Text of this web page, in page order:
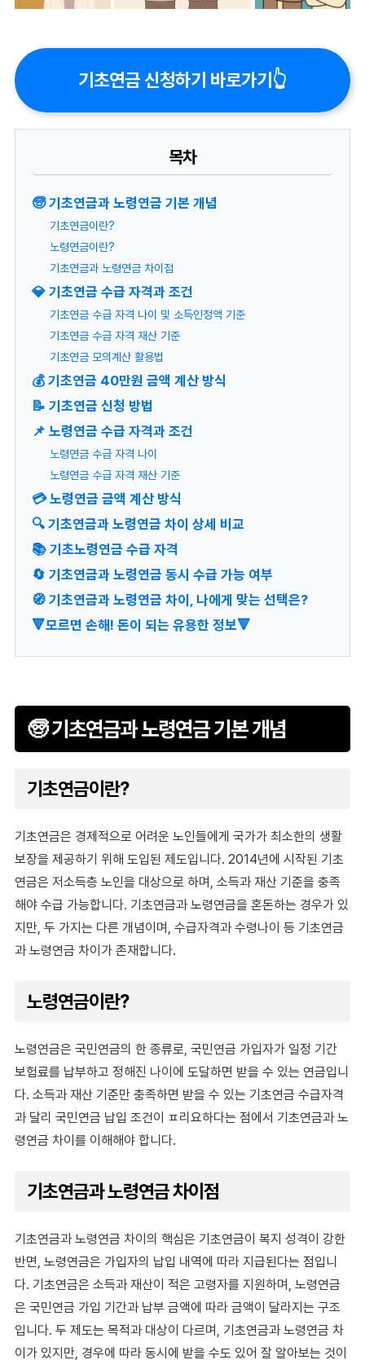
기초연금 신청하기 바로가기👆
목차
🧓 기초연금과 노령연금 기본 개념
기초연금이란?
노령연금이란?
기초연금과 노령연금 차이점
💎 기초연금 수급 자격과 조건
기초연금 수급 자격 나이 및 소득인정액 기준
기초연금 수급 자격 재산 기준
기초연금 모의계산 활용법
💰 기초연금 40만원 금액 계산 방식
📝 기초연금 신청 방법
📌 노령연금 수급 자격과 조건
노령연금 수급 자격 나이
노령연금 수급 자격 재산 기준
💳 노령연금 금액 계산 방식
🔍 기초연금과 노령연금 차이 상세 비교
📚 기초노령연금 수급 자격
🔄 기초연금과 노령연금 동시 수급 가능 여부
🧭 기초연금과 노령연금 차이, 나에게 맞는 선택은?
🔻모르면 손해! 돈이 되는 유용한 정보🔻
🧓 기초연금과 노령연금 기본 개념
기초연금이란?
기초연금은 경제적으로 어려운 노인들에게 국가가 최소한의 생활
보장을 제공하기 위해 도입된 제도입니다. 2014년에 시작된 기초
연금은 저소득층 노인을 대상으로 하며, 소득과 재산 기준을 충족
해야 수급 가능합니다. 기초연금과 노령연금을 혼돈하는 경우가 있
지만, 두 가지는 다른 개념이며, 수급자격과 수령나이 등 기초연금
과 노령연금 차이가 존재합니다.
노령연금이란?
노령연금은 국민연금의 한 종류로, 국민연금 가입자가 일정 기간
보험료를 납부하고 정해진 나이에 도달하면 받을 수 있는 연금입니
다. 소득과 재산 기준만 충족하면 받을 수 있는 기초연금 수급자격
과 달리 국민연금 납입 조건이 ㅍ리요하다는 점에서 기초연금과 노
령연금 차이를 이해해야 합니다.
기초연금과 노령연금 차이점
기초연금과 노령연금 차이의 핵심은 기초연금이 복지 성격이 강한
반면, 노령연금은 가입자의 납입 내역에 따라 지급된다는 점입니
다. 기초연금은 소득과 재산이 적은 고령자를 지원하며, 노령연금
은 국민연금 가입 기간과 납부 금액에 따라 금액이 달라지는 구조
입니다. 두 제도는 목적과 대상이 다르며, 기초연금과 노령연금 차
이가 있지만, 경우에 따라 동시에 받을 수도 있어 잘 알아보는 것이